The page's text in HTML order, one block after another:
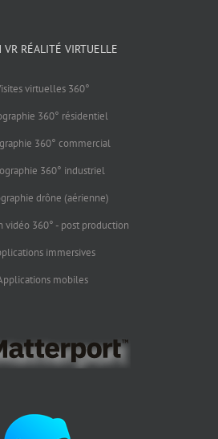
VR RÉALITÉ VIRTUELLE
virtuelles 360°
360° résidentiel
360° commercial
360° industriel
drône (aérienne)
vidéo 360° - post production
immersives
mobiles